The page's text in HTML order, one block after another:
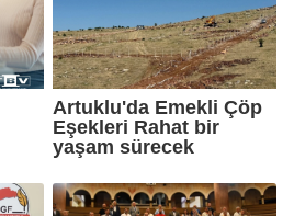
Artuklu'da Emekli Çöp
Eşekleri Rahat bir
yaşam sürecek